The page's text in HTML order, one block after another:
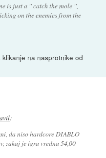
is just a '' catch the mole '',
on the enemies from the
na nasprotnike od
:
da niso hardcore DIABLO
zakaj je igra vredna 54,00